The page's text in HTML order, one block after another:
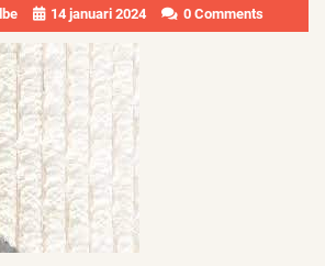
14 januari 2024 0 Comments